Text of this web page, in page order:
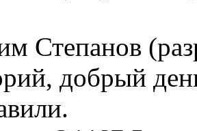
Степанов
добрый